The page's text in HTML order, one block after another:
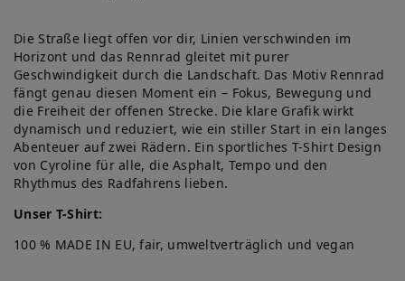
Die Straße liegt offen vor dir, Linien verschwinden im
Horizont und das Rennrad gleitet mit purer
Geschwindigkeit durch die Landschaft. Das Motiv Rennrad
fängt genau diesen Moment ein – Fokus, Bewegung und
die Freiheit der offenen Strecke. Die klare Grafik wirkt
dynamisch und reduziert, wie ein stiller Start in ein langes
Abenteuer auf zwei Rädern. Ein sportliches T-Shirt Design
von Cyroline für alle, die Asphalt, Tempo und den
Rhythmus des Radfahrens lieben.
Unser T-Shirt:
100 % MADE IN EU, fair, umweltverträglich und vegan